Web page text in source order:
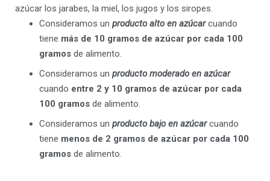
azúcar los jarabes, la miel, los jugos y los siropes.
Consideramos un producto alto en azúcarcuando
tiene más de 10 gramos de azúcar por cada 100
gramos de alimento.
Consideramos un producto moderado en azúcar
cuando entre 2 y 10 gramos de azúcar por cada
100 gramos de alimento.
Consideramos un producto bajo en azúcarcuando
tiene menos de 2 gramos de azúcar por cada 100
gramos de alimento.